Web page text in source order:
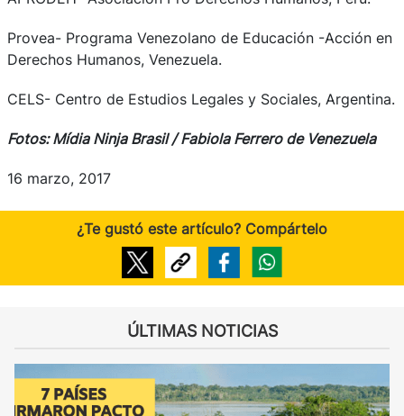
Provea- Programa Venezolano de Educación -Acción en
Derechos Humanos, Venezuela.
CELS- Centro de Estudios Legales y Sociales, Argentina.
Fotos: Mídia Ninja Brasil / Fabiola Ferrero de Venezuela
16 marzo, 2017
¿Te gustó este artículo? Compártelo
ÚLTIMAS NOTICIAS